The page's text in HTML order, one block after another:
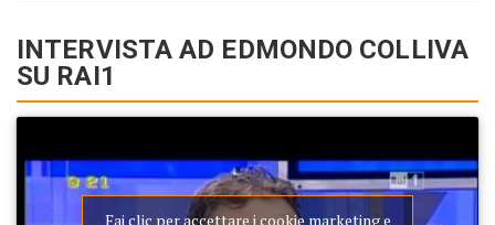
INTERVISTA AD EDMONDO COLLIVA
SU RAI1
Fai clic per accettare i cookie marketing e